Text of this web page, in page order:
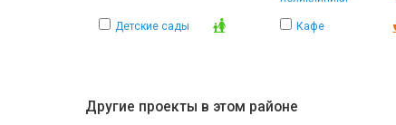
Детские сады Кафе
Другие проекты в этом районе